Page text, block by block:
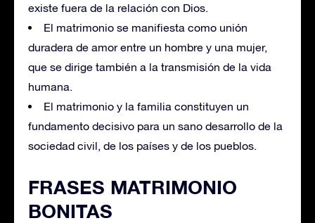
existe fuera de la relación con Dios.
El matrimonio se manifiesta como unión
duradera de amor entre un hombre y una mujer,
que se dirige también a la transmisión de la vida
humana.
El matrimonio y la familia constituyen un
fundamento decisivo para un sano desarrollo de la
sociedad civil, de los países y de los pueblos.
FRASES MATRIMONIO
BONITAS